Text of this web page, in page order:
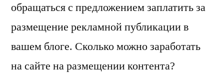
обращаться с предложением заплатить за
размещение рекламной публикации в
вашем блоге. Сколько можно заработать
на сайте на размещении контента?